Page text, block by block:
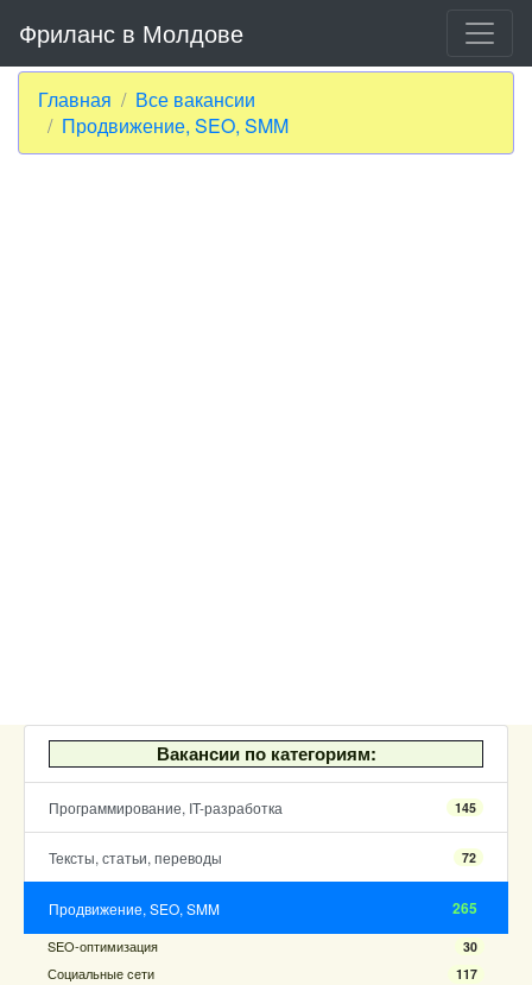
Фриланс в Молдове
Главная
Все вакансии
Продвижение, SEO, SMM
Вакансии по категориям:
Программирование, IT-разработка 145
Тексты, статьи, переводы 72
Продвижение, SEO, SMM 265
SEO-оптимизация 30
Социальные сети 117